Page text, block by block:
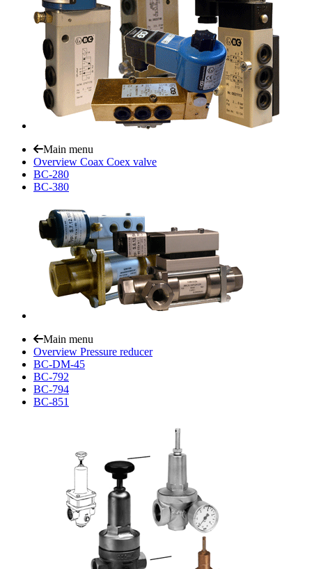
Main menu
Overview Coax Coex valve
BC-280
BC-380
Main menu
Overview Pressure reducer
BC-DM-45
BC-792
BC-794
BC-851